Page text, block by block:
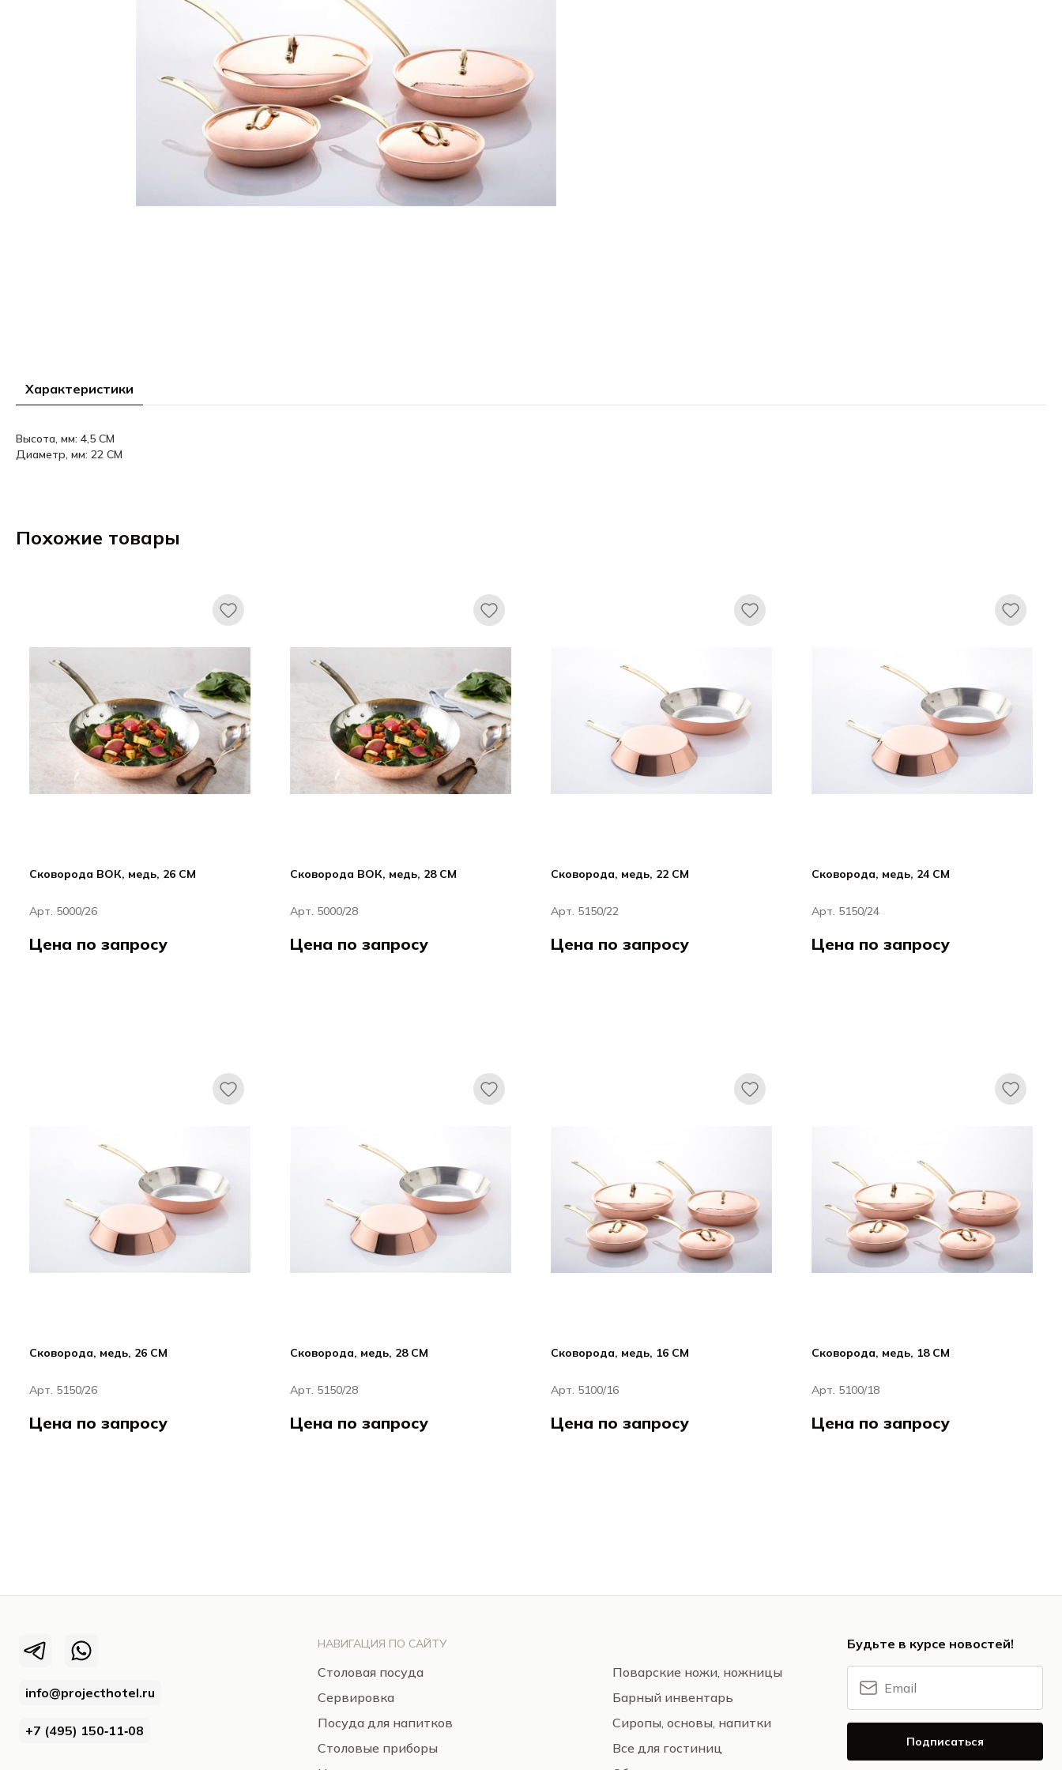
Характеристики
Высота, мм: 4,5 CM
Диаметр, мм: 22 CM
Похожие товары
Сковорода ВОК, медь, 26 CM
Арт. 5000/26
Цена по запросу
Сковорода ВОК, медь, 28 CM
Арт. 5000/28
Цена по запросу
Сковорода, медь, 22 CM
Арт. 5150/22
Цена по запросу
Сковорода, медь, 24 CM
Арт. 5150/24
Цена по запросу
Сковорода, медь, 26 CM
Арт. 5150/26
Цена по запросу
Сковорода, медь, 28 CM
Арт. 5150/28
Цена по запросу
Сковорода, медь, 16 CM
Арт. 5100/16
Цена по запросу
Сковорода, медь, 18 CM
Арт. 5100/18
Цена по запросу
info@projecthotel.ru
+7 (495) 150‑11‑08
НАВИГАЦИЯ ПО САЙТУ
Столовая посуда
Сервировка
Посуда для напитков
Столовые приборы
Поварские ножи, ножницы
Барный инвентарь
Сиропы, основы, напитки
Все для гостиниц
Будьте в курсе новостей!
Подписаться